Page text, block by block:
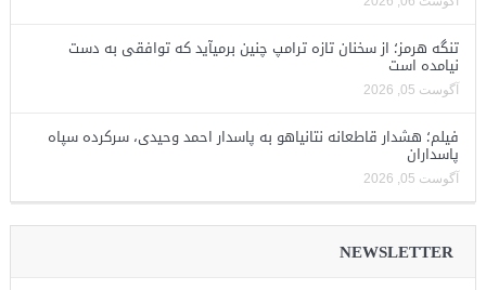
تنگه هرمز؛ از سخنان تازه ترامپ چنین برمیآید که توافقی به دست
نیامده است
آگوست 05, 2026
فیلم؛ هشدار قاطعانه نتانیاهو به پاسدار احمد وحیدی، سرکرده سپاه
پاسداران
آگوست 05, 2026
NEWSLETTER